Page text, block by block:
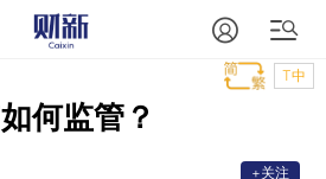
T中
何监管？
+关注